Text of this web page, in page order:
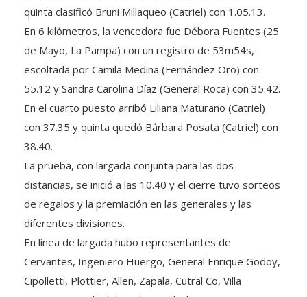
quinta clasificó Bruni Millaqueo (Catriel) con 1.05.13.
En 6 kilómetros, la vencedora fue Débora Fuentes (25
de Mayo, La Pampa) con un registro de 53m54s,
escoltada por Camila Medina (Fernández Oro) con
55.12 y Sandra Carolina Díaz (General Roca) con 35.42.
En el cuarto puesto arribó Liliana Maturano (Catriel)
con 37.35 y quinta quedó Bárbara Posata (Catriel) con
38.40.
La prueba, con largada conjunta para las dos
distancias, se inició a las 10.40 y el cierre tuvo sorteos
de regalos y la premiación en las generales y las
diferentes divisiones.
En línea de largada hubo representantes de
Cervantes, Ingeniero Huergo, General Enrique Godoy,
Cipolletti, Plottier, Allen, Zapala, Cutral Co, Villa